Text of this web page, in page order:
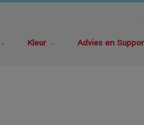
Kleur Advies en